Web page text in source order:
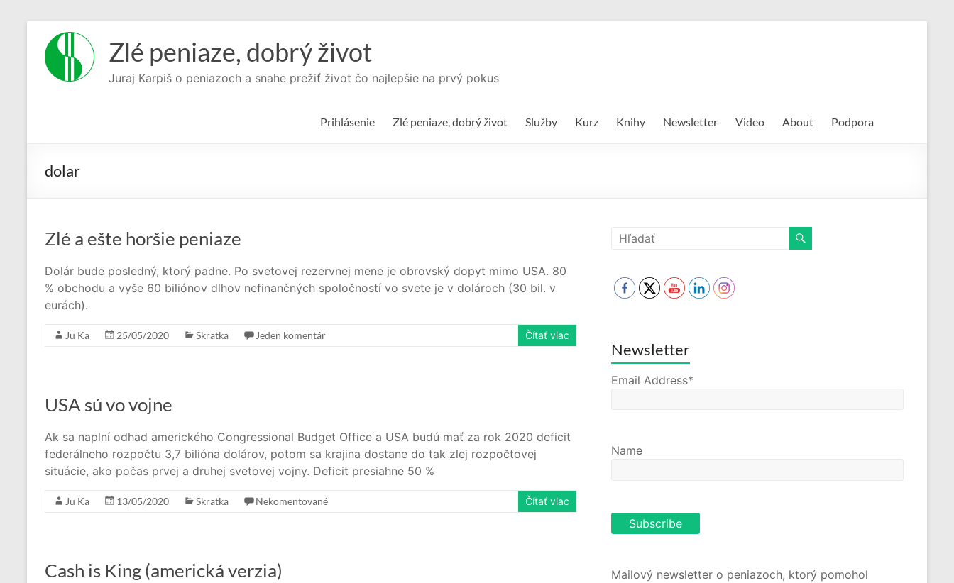
obsah
Zlé peniaze, dobrý život
Juraj Karpiš o peniazoch a snahe prežiť život čo najlepšie na prvý pokus
Prihlásenie Zlé peniaze, dobrý život Služby Kurz Knihy Newsletter Video About Podpora
dolar
Zlé a ešte horšie peniaze
Dolár bude posledný, ktorý padne. Po svetovej rezervnej mene je obrovský dopyt mimo USA. 80
% obchodu a vyše 60 biliónov dlhov nefinančných spoločností vo svete je v dolároch (30 bil. v
eurách).
Ju Ka 25/05/2020 Skratka Jeden komentár Čítať viac
USA sú vo vojne
Ak sa naplní odhad amerického Congressional Budget Office a USA budú mať za rok 2020 deficit
federálneho rozpočtu 3,7 bilióna dolárov, potom sa krajina dostane do tak zlej rozpočtovej
situácie, ako počas prvej a druhej svetovej vojny. Deficit presiahne 50 %
Ju Ka 13/05/2020 Skratka Nekomentované Čítať viac
Cash is King (americká verzia)
Newsletter
Email Address*
Name
Mailový newsletter o peniazoch, ktorý pomohol